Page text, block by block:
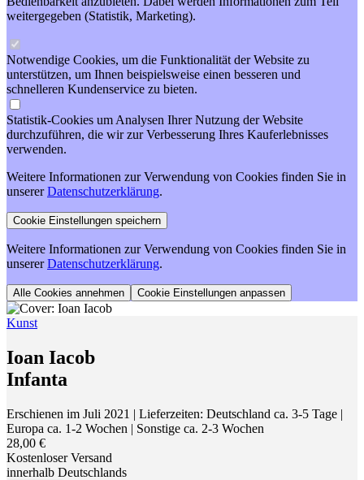
weitergegeben (Statistik, Marketing).
Notwendige Cookies, um die Funktionalität der Website zu
unterstützen, um Ihnen beispielsweise einen besseren und
schnelleren Kundenservice zu bieten.
Statistik-Cookies um Analysen Ihrer Nutzung der Website
durchzuführen, die wir zur Verbesserung Ihres Kauferlebnisses
verwenden.
Weitere Informationen zur Verwendung von Cookies finden Sie in
unsererDatenschutzerklärung.
Weitere Informationen zur Verwendung von Cookies finden Sie in
unsererDatenschutzerklärung.
Cookie Einstellungen anpassen
Kunst
Ioan Iacob
Infanta
Erschienen im Juli 2021 | Lieferzeiten: Deutschland ca. 3-5 Tage |
Europa ca. 1-2 Wochen | Sonstige ca. 2-3 Wochen
28,00 €
Kostenloser Versand
innerhalb Deutschlands